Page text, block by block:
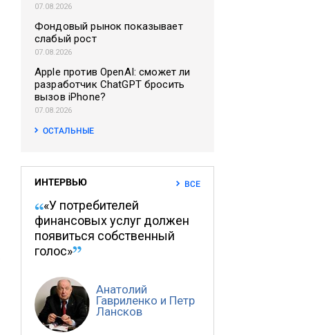
07.08.2026
Фондовый рынок показывает
слабый рост
07.08.2026
Apple против OpenAI: сможет ли
разработчик ChatGPT бросить
вызов iPhone?
07.08.2026
ОСТАЛЬНЫЕ
ИНТЕРВЬЮ ВСЕ
«У потребителей
финансовых услуг должен
появиться собственный
голос»
Анатолий
Гавриленко и Петр
Лансков